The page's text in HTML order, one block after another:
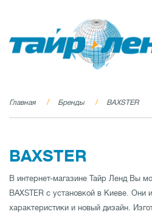
Главная Бренды BAXSTER
BAXSTER
В интернет-магазине Тайр Ленд Вы
BAXSTER с установкой в Киеве.
характеристики и новый дизайн.